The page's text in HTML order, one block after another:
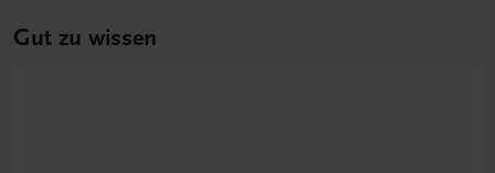
Gut zu wissen